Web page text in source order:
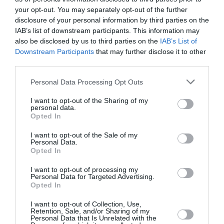
your opt-out. You may separately opt-out of the further
disclosure of your personal information by third parties on the
IAB’s list of downstream participants. This information may
also be disclosed by us to third parties on the IAB’s List of
Downstream Participants that may further disclose it to other
Personal Data Processing Opt Outs
I want to opt-out of the Sharing of my
personal data.
Opted In
I want to opt-out of the Sale of my
Personal Data.
Opted In
I want to opt-out of processing my
Personal Data for Targeted Advertising.
Opted In
I want to opt-out of Collection, Use,
Retention, Sale, and/or Sharing of my
Personal Data that Is Unrelated with the
Badissi novembri
a commenté l'article :
Nice–Corse : ces vols électriques qui se profilent à
l’horizon 2030
LE 7 AOÛT 1909 DANS LE
CIEL : ROGER SOMMER
L’ACTUALITÉ